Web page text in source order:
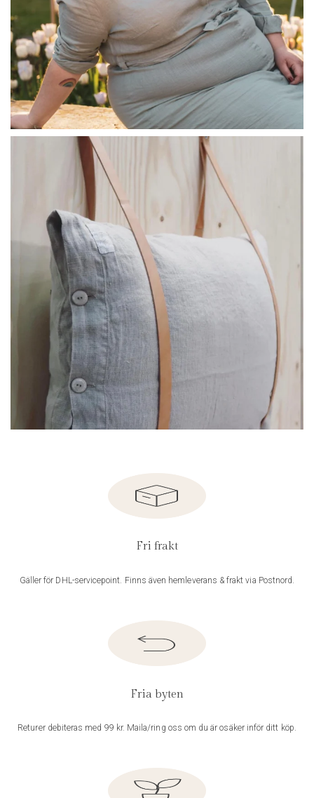
Fri frakt
Gäller för DHL-servicepoint. Finns även hemleverans & frakt via Postnord.
Fria byten
Returer debiteras med 99 kr. Maila/ring oss om du är osäker inför ditt köp.